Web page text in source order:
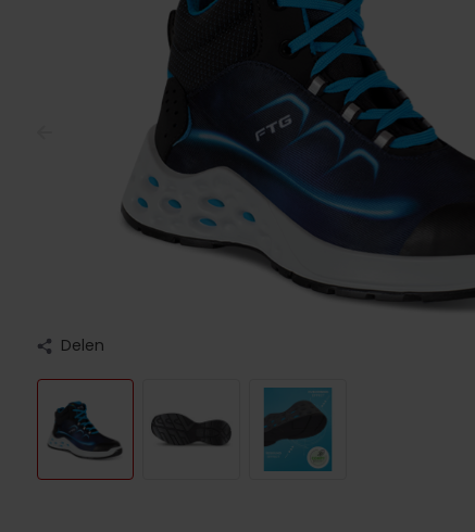
Delen